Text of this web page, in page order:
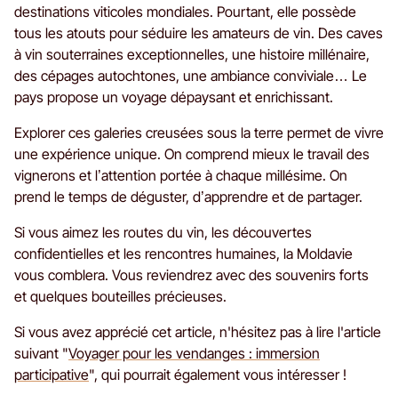
destinations viticoles mondiales. Pourtant, elle possède
tous les atouts pour séduire les amateurs de vin. Des caves
à vin souterraines exceptionnelles, une histoire millénaire,
des cépages autochtones, une ambiance conviviale… Le
pays propose un voyage dépaysant et enrichissant.
Explorer ces galeries creusées sous la terre permet de vivre
une expérience unique. On comprend mieux le travail des
vignerons et l’attention portée à chaque millésime. On
prend le temps de déguster, d’apprendre et de partager.
Si vous aimez les routes du vin, les découvertes
confidentielles et les rencontres humaines, la Moldavie
vous comblera. Vous reviendrez avec des souvenirs forts
et quelques bouteilles précieuses.
Si vous avez apprécié cet article, n'hésitez pas à lire l'article
suivant "Voyager pour les vendanges : immersion
participative", qui pourrait également vous intéresser !